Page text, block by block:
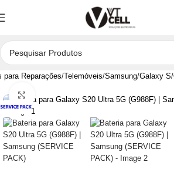
para Reparações Telemóveis Samsung Galaxy S
Clique para aumentar